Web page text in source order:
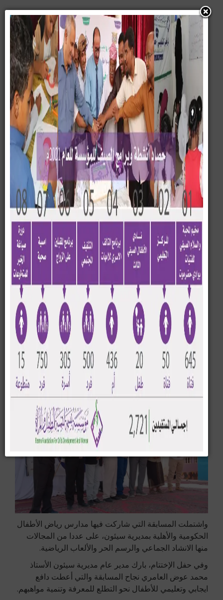
قطاع التعليم
برعاية مدير عام سيئون اختتام مسابقة (نجم المواهب)
للموسم الخامس لرياض الأطفال بالمديرية.*
برعاية الاستاذ محمد عوض العامري مدير عام مديرية سيئون
ودعم مؤسسة بسمة لتنمية الطفل والمرأة نظم قسم
الأنشطة بمكتب التربية والتعليم بمديرية سيئون حفل اختتام
مسابقة (نجم المواهب) للموسم الخامس والذي جرى صباح
يوم الخميس 16 / 2/ 2023 م للسنة الدراسية ٢٠٢٢ / ٢٠٢٣
واشتملت المسابقة التي شاركت فيها مدارس رياض الأطفال
الحكومية والأهلية بمديرية سيئون، على عددا من المجالات
منها الانشاد الجماعي والرسم الحر والألعاب الرياضية.
وفي حفل الإختتام، بارك مدير عام مديرية سيئون الأستاذ
محمد عوض العامري نجاح المسابقة والتي أعطت دافع
ايجابي وتعليمي للأطفال نحو التطلع للمعرفة وتنمية مواهبهم.